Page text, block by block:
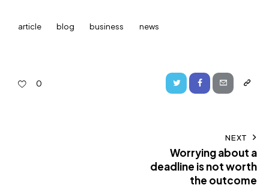
article blog business news
0
NEXT
Worrying about a
deadline is not worth
the outcome